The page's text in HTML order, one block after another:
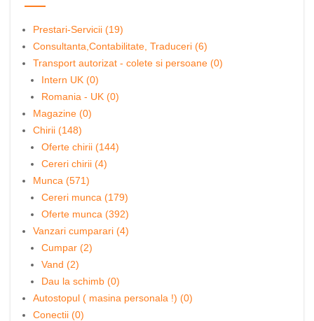
Prestari-Servicii (19)
Consultanta,Contabilitate, Traduceri (6)
Transport autorizat - colete si persoane (0)
Intern UK (0)
Romania - UK (0)
Magazine (0)
Chirii (148)
Oferte chirii (144)
Cereri chirii (4)
Munca (571)
Cereri munca (179)
Oferte munca (392)
Vanzari cumparari (4)
Cumpar (2)
Vand (2)
Dau la schimb (0)
Autostopul ( masina personala !) (0)
Conectii (0)